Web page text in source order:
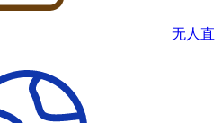
无人直